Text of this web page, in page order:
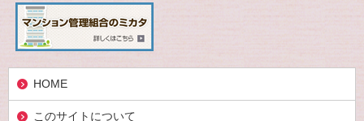
HOME
このサイトについて